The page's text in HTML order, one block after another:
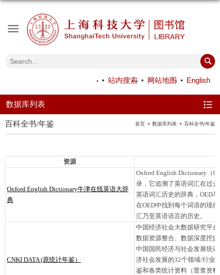
站内搜索 网站地图 English
数据库列表
首页 数据库列表 百科全书/年鉴
百科全书/年鉴
资源
Oxford English Dictionary牛津在线英语大辞
典
Oxford English Dictionary（
录，它追溯了英语词汇在过
英语词汇历史的辞典，OED
在OED中找到每个词语的现
汇乃至英语语言的历史。
CNKI DATA (原统计年鉴）
中国经济社会大数据研究平
数据资源整合、数据深度挖
中国国民经济与社会发展统
济社会发展的32个领域/行业
鉴和各类统计资料（普查资